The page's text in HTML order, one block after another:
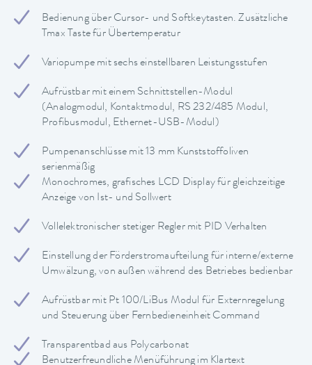
Bedienung über Cursor- und Softkeytasten. Zusätzliche
Tmax Taste für Übertemperatur
Variopumpe mit sechs einstellbaren Leistungsstufen
Aufrüstbar mit einem Schnittstellen-Modul
(Analogmodul, Kontaktmodul, RS 232/485 Modul,
Profibusmodul, Ethernet-USB-Modul)
Pumpenanschlüsse mit 13 mm Kunststoffoliven
serienmäßig
Monochromes, grafisches LCD Display für gleichzeitige
Anzeige von Ist- und Sollwert
Vollelektronischer stetiger Regler mit PID Verhalten
Einstellung der Förderstromaufteilung für interne/externe
Umwälzung, von außen während des Betriebes bedienbar
Aufrüstbar mit Pt 100/LiBus Modul für Externregelung
und Steuerung über Fernbedieneinheit Command
Transparentbad aus Polycarbonat
Benutzerfreundliche Menüführung im Klartext